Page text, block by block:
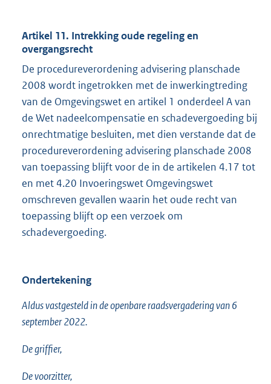
Artikel 11. Intrekking oude regeling en
overgangsrecht
De procedureverordening advisering planschade
2008 wordt ingetrokken met de inwerkingtreding
van de Omgevingswet en artikel 1 onderdeel A van
de Wet nadeelcompensatie en schadevergoeding bij
onrechtmatige besluiten, met dien verstande dat de
procedureverordening advisering planschade 2008
van toepassing blijft voor de in de artikelen 4.17 tot
en met 4.20 Invoeringswet Omgevingswet
omschreven gevallen waarin het oude recht van
toepassing blijft op een verzoek om
schadevergoeding.
Ondertekening
Aldus vastgesteld in de openbare raadsvergadering van 6
september 2022.
De griffier,
De voorzitter,